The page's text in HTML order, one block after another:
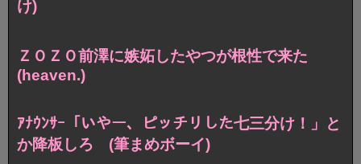
け)
ＺＯＺＯ前澤に嫉妬したやつが根性で来た
(heaven.)
ｱﾅｳﾝｻｰ「いやー、ピッチリした七三分け！」と
か降板しろ (筆まめボーイ)